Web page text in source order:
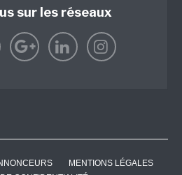
sur les réseaux
MENTIONS LÉGALES